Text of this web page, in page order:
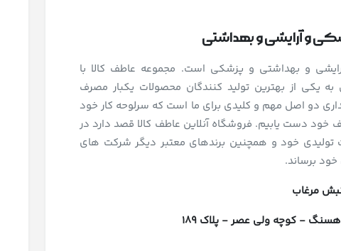
و آرایشی و بهداشتی
و بهداشتی و پزشکی است. مجموعه عاطف کالا با
یکی از بهترین تولید کنندگان محصولات یکبار مصرف
دو اصل مهم و کلیدی برای ما است که سرلوحه کار خود
خود دست یابیم. فروشگاه آنلاین عاطف کالا قصد دارد در
تولیدی خود و همچنین برندهای معتبر دیگر شرکت های
برساند.
مرغاب
- کوچه ولی عصر - پلاک 189